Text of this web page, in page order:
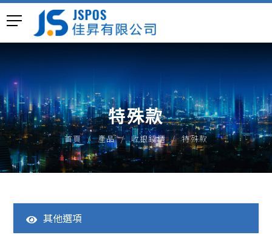
特殊款
首頁 產品 收銀錢櫃 特殊款
其他選項
全部產品